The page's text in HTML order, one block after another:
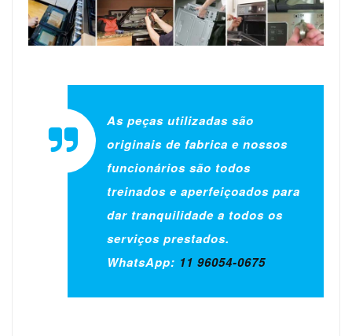
As peças utilizadas são
originais de fabrica e nossos
funcionários são todos
treinados e aperfeiçoados para
dar tranquilidade a todos os
serviços prestados.
WhatsApp: 11 96054-0675